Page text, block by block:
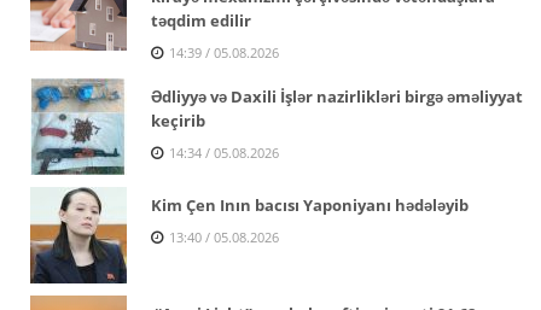
təqdim edilir
14:39 / 05.08.2026
Ədliyyə və Daxili İşlər nazirlikləri birgə əməliyyat
keçirib
14:34 / 05.08.2026
Kim Çen Inın bacısı Yaponiyanı hədələyib
13:40 / 05.08.2026